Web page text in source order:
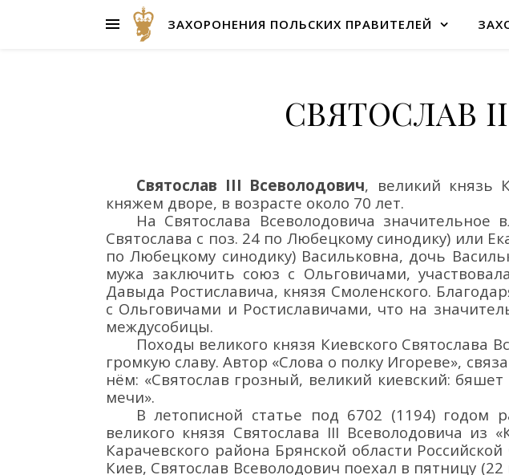
ЗАХОРОНЕНИЯ ПОЛЬСКИХ ПРАВИТЕЛЕЙ
СВЯТОСЛАВ
Святослав III Всеволодович, великий князь
княжем дворе, в возрасте около 70 лет.
На Святослава Всеволодовича
Святослава с поз. 24 по Любецкому синодику) или
по Любецкому синодику) Васильковна, дочь
мужа заключить союз с Ольговичами,
Давыда Ростиславича, князя Смоленского.
с Ольговичами и Ростиславичами, что на
междусобицы.
Походы великого князя Киевского Святослава
громкую славу. Автор «Слова о полку Игореве»,
нём: «Святослав грозный, великий киевский:
мечи».
В летописной статье под 6702 (1194) годом
великого князя Святослава III Всеволодовича из
Карачевского района Брянской области
Киев, Святослав Всеволодович поехал в пятницу